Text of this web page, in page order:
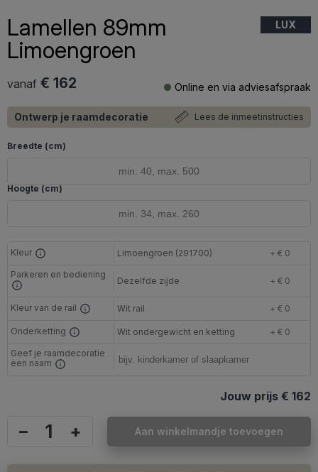
Lamellen 89mm
Limoengroen
LUX
vanaf € 162 Online en via adviesafspraak
Ontwerp je raamdecoratie Lees de inmeetinstructies
Breedte (cm)
Hoogte (cm)
Kleur Limoengroen (291700)
+ € 0
Parkeren en bediening
Dezelfde zijde + € 0
Kleur van de rail Wit rail + € 0
Onderketting Wit ondergewicht en ketting
+ € 0
Geef je raamdecoratie
een naam
Jouw prijs € 162
– + Aan winkelmandje toevoegen